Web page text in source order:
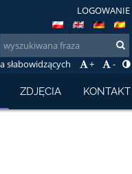
LOGOWANIE
słabowidzących + -
ZDJĘCIA KONTAKT